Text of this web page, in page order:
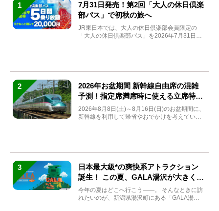
1
7月31日発売！第2回「大人の休日倶楽
部パス」で初秋の旅へ
JR東日本では、大人の休日倶楽部会員限定の
「大人の休日倶楽部パス」を2026年7月31日
2
2026年お盆期間 新幹線自由席の混雑
予測！指定席満席時に使える立席特急
券も解説
2026年8月8日(土)～8月16日(日)のお盆期間に、
新幹線を利用して帰省やおでかけを考えている
3
日本最大級*の爽快系アトラクション
誕生！ この夏、GALA湯沢が大きく生
まれ変わる
今年の夏はどこへ行こう――。 そんなときに訪
れたいのが、新潟県湯沢町にある「GALA湯